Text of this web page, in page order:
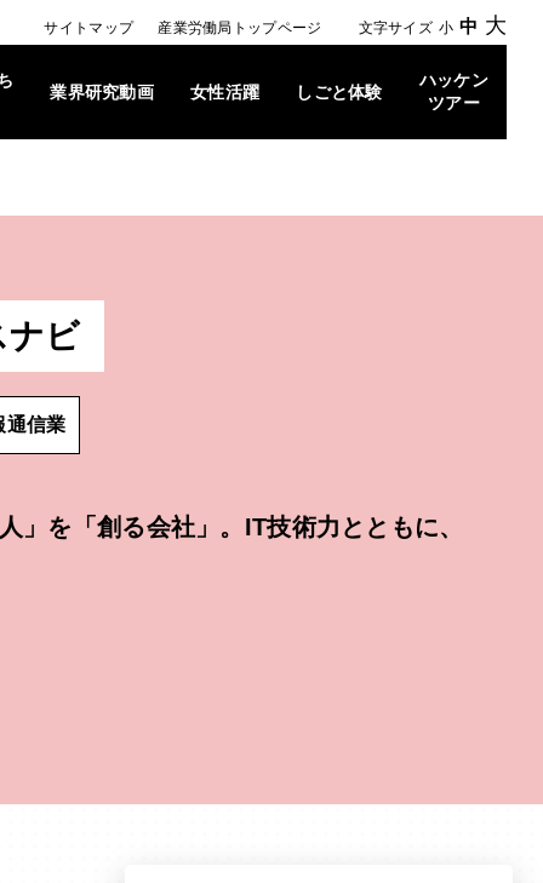
サイトマップ 産業労働局トップページ 文字サイズ 小 中 大
業界研究動画 女性活躍 しごと体験
ハッケン
ツアー
ナビ
通信業
」を「創る会社」。IT技術力とともに、